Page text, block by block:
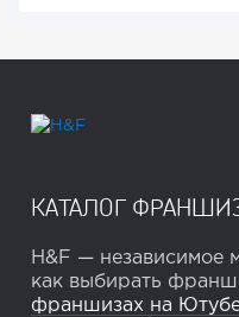
КАТАЛОГ
H&F — независимое
как выбирать
франшизах на